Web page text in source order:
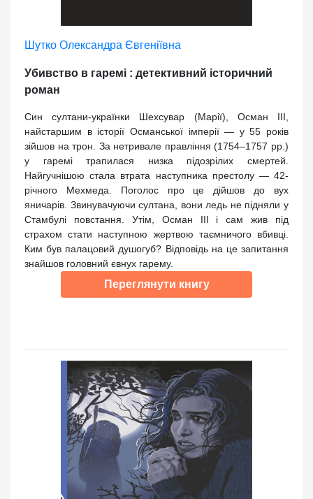
Шутко Олександра Євгеніївна
Убивство в гаремі : детективний історичний
роман
Син султани-українки Шехсувар (Марії), Осман ІІІ,
найстаршим в історії Османської імперії — у 55 років
зійшов на трон. За нетривале правління (1754–1757 рр.)
у гаремі трапилася низка підозрілих смертей.
Найгучнішою стала втрата наступника престолу — 42-
річного Мехмеда. Поголос про це дійшов до вух
яничарів. Звинувачуючи султана, вони ледь не підняли у
Стамбулі повстання. Утім, Осман ІІІ і сам жив під
страхом стати наступною жертвою таємничого вбивці.
Ким був палацовий душогуб? Відповідь на це запитання
знайшов головний євнух гарему.
Переглянути книгу